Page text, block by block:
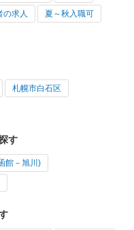
の求人 夏～秋入職可
札幌市白石区
す
館－旭川)